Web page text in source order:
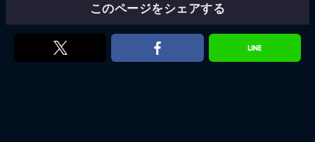
このページをシェアする